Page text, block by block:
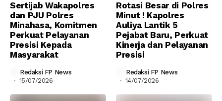
Sertijab Wakapolres
dan PJU Polres
Minahasa, Komitmen
Perkuat Pelayanan
Presisi Kepada
Masyarakat
Redaksi FP News
15/07/2026
Rotasi Besar di Polres
Minut ! Kapolres
Auliya Lantik 5
Pejabat Baru, Perkuat
Kinerja dan Pelayanan
Presisi
Redaksi FP News
14/07/2026